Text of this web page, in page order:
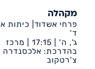
מקהלה
פרחי אשדוד| כיתות
ד'
ג', ה' | 17:15 |
מרכז
קהילתי דיונה
בהדרכת: אלכסנדרה
צ'רטקוב